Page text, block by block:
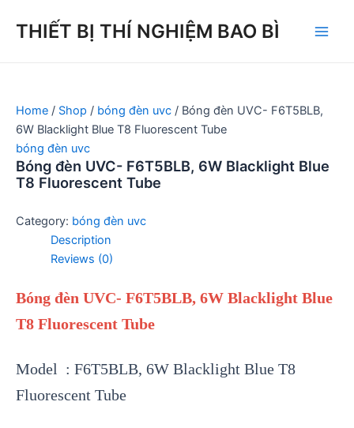
THIẾT BỊ THÍ NGHIỆM BAO BÌ
Home / Shop / bóng đèn uvc / Bóng đèn UVC- F6T5BLB,
6W Blacklight Blue T8 Fluorescent Tube
bóng đèn uvc
Bóng đèn UVC- F6T5BLB, 6W Blacklight Blue
T8 Fluorescent Tube
Category: bóng đèn uvc
Description
Reviews (0)
Bóng đèn UVC- F6T5BLB, 6W Blacklight Blue
T8 Fluorescent Tube
Model : F6T5BLB, 6W Blacklight Blue T8
Fluorescent Tube